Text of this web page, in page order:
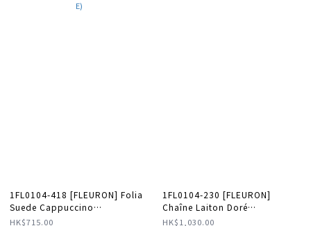
1FL0104-418 [FLEURON] Folia
Suede Cappuccino
#PMM08SV1412CPC (A-K11-E)
HK$715.00
1FL0104-230 [FLEURON]
Chaîne Laiton Doré
#CHF01LT0836LTG (A-K11-E)
HK$1,030.00